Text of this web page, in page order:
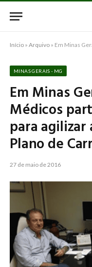
Início » Arquivo » Em Minas Gerais:
MINAS GERAIS - MG
Em Minas
Médicos
para agilizar
Plano de
27 de maio de 2016